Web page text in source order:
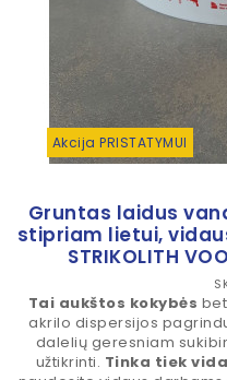
Akcija PRISTATYMUI
Gruntas laidus
stipriam lietui,
STRIKOLITH
Tai aukštos kokybės
akrilo dispersijos
dalelių geresniam
užtikrinti. Tinka tiek